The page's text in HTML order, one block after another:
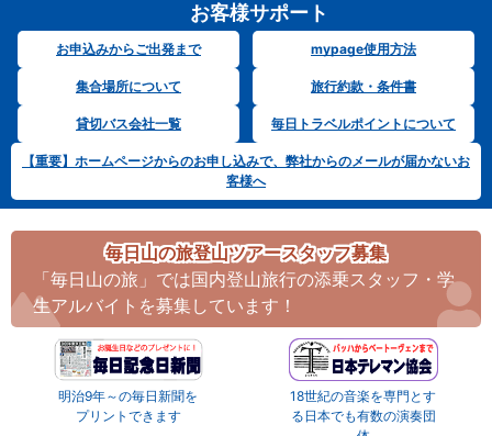
お客様サポート
お申込みからご出発まで mypage使用方法
集合場所について 旅行約款・条件書
貸切バス会社一覧 毎日トラベルポイントについて
【重要】ホームページからのお申し込みで、弊社からのメールが届かないお
客様へ
毎日山の旅登山ツアースタッフ募集
「毎日山の旅」では国内登山旅行の添乗スタッフ・学
生アルバイトを募集しています！
明治9年～の毎日新聞を
プリントできます
18世紀の音楽を専門とす
る日本でも有数の演奏団